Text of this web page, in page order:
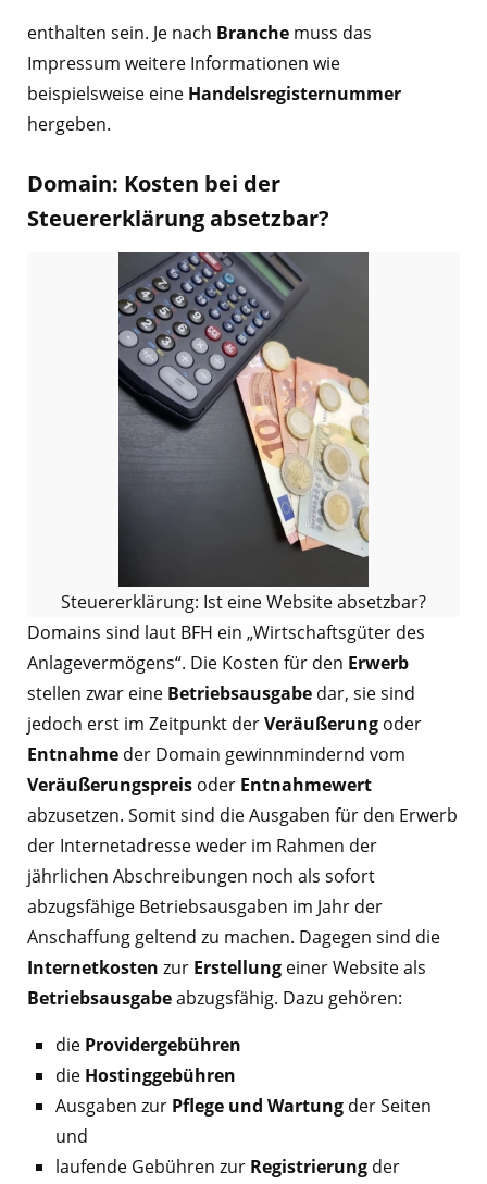
enthalten sein. Je nach Branche muss das
Impressum weitere Informationen wie
beispielsweise eine Handelsregisternummer
hergeben.
Domain: Kosten bei der
Steuererklärung absetzbar?
Steuererklärung: Ist eine Website absetzbar?
Domains sind laut BFH ein „Wirtschaftsgüter des
Anlagevermögens“. Die Kosten für den Erwerb
stellen zwar eine Betriebsausgabe dar, sie sind
jedoch erst im Zeitpunkt derVeräußerung oder
Entnahme der Domain gewinnmindernd vom
Veräußerungspreis oder Entnahmewert
abzusetzen. Somit sind die Ausgaben für den Erwerb
der Internetadresse weder im Rahmen der
jährlichen Abschreibungen noch als sofort
abzugsfähige Betriebsausgaben im Jahr der
Anschaffung geltend zu machen. Dagegen sind die
Internetkosten zur Erstellung einer Website als
Betriebsausgabeabzugsfähig. Dazu gehören:
die Providergebühren
die Hostinggebühren
Ausgaben zur Pflege und Wartung der Seiten
und
laufende Gebühren zur Registrierung der